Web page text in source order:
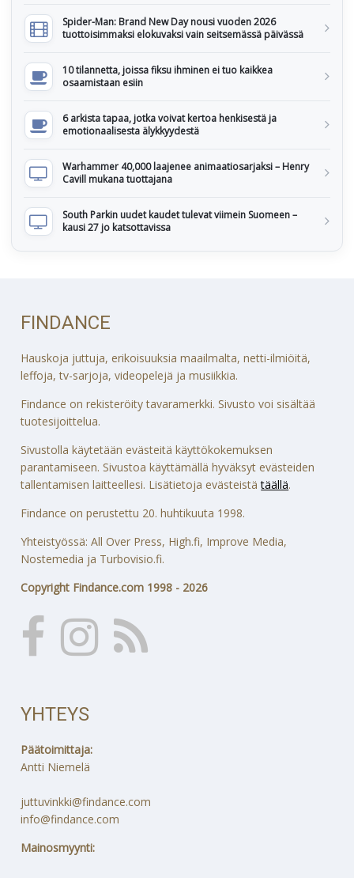
Spider-Man: Brand New Day nousi vuoden 2026
tuottoisimmaksi elokuvaksi vain seitsemässä päivässä
10 tilannetta, joissa fiksu ihminen ei tuo kaikkea
osaamistaan esiin
6 arkista tapaa, jotka voivat kertoa henkisestä ja
emotionaalisesta älykkyydestä
Warhammer 40,000 laajenee animaatiosarjaksi – Henry
Cavill mukana tuottajana
South Parkin uudet kaudet tulevat viimein Suomeen –
kausi 27 jo katsottavissa
FINDANCE
Hauskoja juttuja, erikoisuuksia maailmalta, netti-ilmiöitä,
leffoja, tv-sarjoja, videopelejä ja musiikkia.
Findance on rekisteröity tavaramerkki. Sivusto voi sisältää
tuotesijoittelua.
Sivustolla käytetään evästeitä käyttökokemuksen
parantamiseen. Sivustoa käyttämällä hyväksyt evästeiden
tallentamisen laitteellesi. Lisätietoja evästeistätäällä.
Findance on perustettu 20. huhtikuuta 1998.
Yhteistyössä: All Over Press, High.fi, Improve Media,
Nostemedia ja Turbovisio.fi.
Copyright Findance.com 1998 - 2026
YHTEYS
Päätoimittaja:
Antti Niemelä
juttuvinkki@findance.com
info@findance.com
Mainosmyynti: